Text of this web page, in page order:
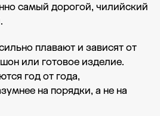
самый дорогой, чилийский
плавают и зависят от
или готовое изделие.
год от года,
на порядки, а не на